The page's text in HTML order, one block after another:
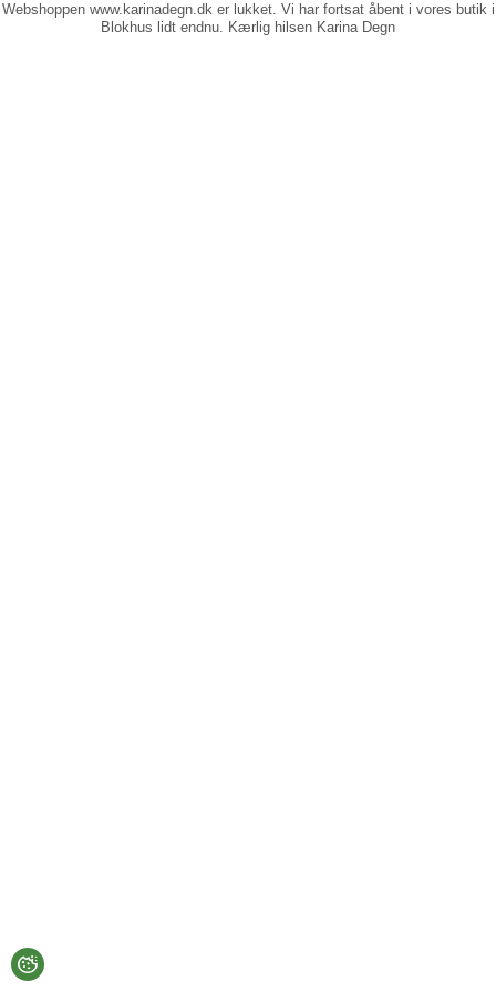
Webshoppen www.karinadegn.dk er lukket. Vi har fortsat åbent i vores butik i
Blokhus lidt endnu. Kærlig hilsen Karina Degn